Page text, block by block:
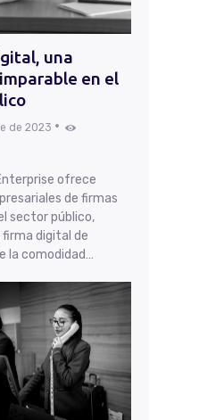
una
en el
de 2023
ofrece
de firmas
sector público,
digital de
la comodidad…